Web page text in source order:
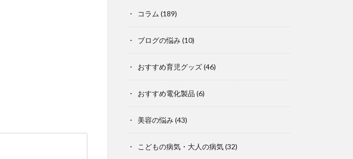
コラム (189)
ブログの悩み (10)
おすすめ育児グッズ(46)
おすすめ電化製品 (6)
美容の悩み (43)
こどもの病気・大人の病気(32)